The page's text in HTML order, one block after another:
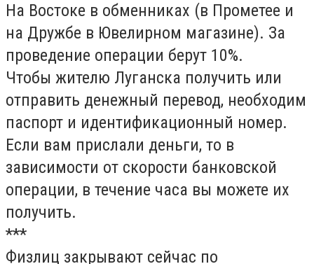
На Востоке в обменниках (в Прометее и
на Дружбе в Ювелирном магазине). За
проведение операции берут 10%.
Чтобы жителю Луганска получить или
отправить денежный перевод, необходим
паспорт и идентификационный номер.
Если вам прислали деньги, то в
зависимости от скорости банковской
операции, в течение часа вы можете их
получить.
***
Физлиц закрывают сейчас по